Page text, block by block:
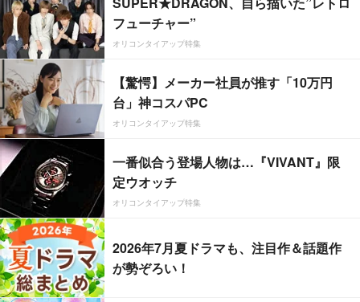
フューチャー”
オリコンタイアップ特集
【驚愕】メーカー社員が推す「10万円
台」神コスパPC
オリコンタイアップ特集
一番似合う登場人物は…『VIVANT』限
定ウオッチ
オリコンタイアップ特集
2026年7月夏ドラマも、注目作＆話題作
が勢ぞろい！